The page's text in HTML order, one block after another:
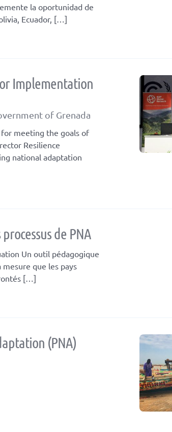
la oportunidad de
Ecuador, […]
Implementation
of Grenada
for meeting the goals of
Resilience
national adaptation
de PNA
Un outil pédagogique
mesure que les pays
[…]
(PNA)